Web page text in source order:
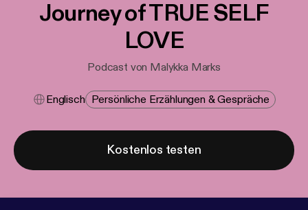
Journey of TRUE SELF
LOVE
Podcast von Malykka Marks
Englisch Persönliche Erzählungen & Gespräche
Kostenlos testen